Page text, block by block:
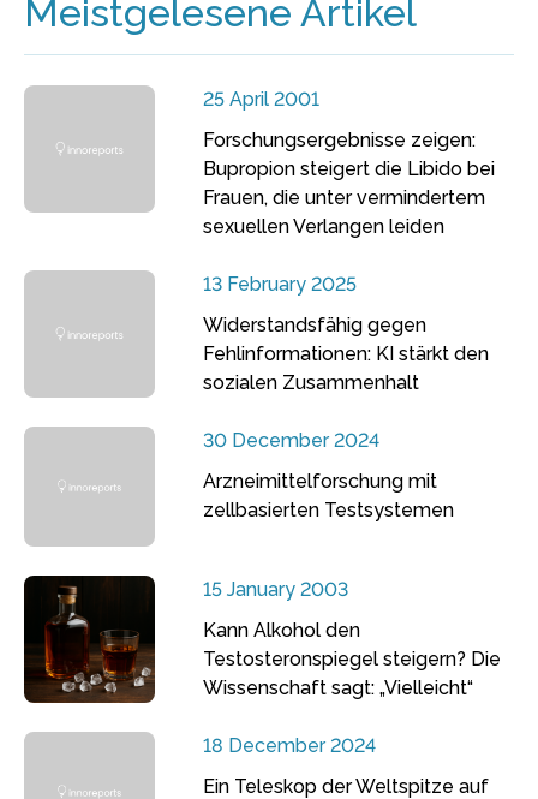
Meistgelesene Artikel
25 April 2001
Forschungsergebnisse zeigen:
Bupropion steigert die Libido bei
Frauen, die unter vermindertem
sexuellen Verlangen leiden
13 February 2025
Widerstandsfähig gegen
Fehlinformationen: KI stärkt den
sozialen Zusammenhalt
30 December 2024
Arzneimittelforschung mit
zellbasierten Testsystemen
15 January 2003
Kann Alkohol den
Testosteronspiegel steigern? Die
Wissenschaft sagt: „Vielleicht“
18 December 2024
Ein Teleskop der Weltspitze auf